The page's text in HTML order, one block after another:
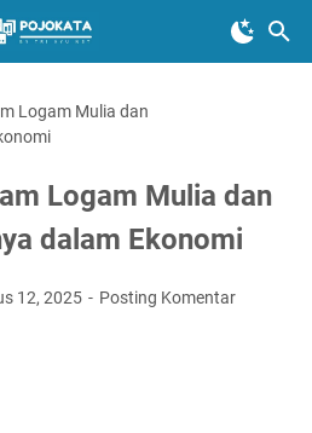
Logam Mulia dan
Logam Mulia dan
dalam Ekonomi
12, 2025 Posting Komentar